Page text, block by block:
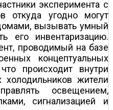
эксперимента с
откуда угодно могут
вызывать умный
его инвентаризацию.
проводимый на базе
концептуальных
происходит внутри
жители
освещением,
сигнализацией и